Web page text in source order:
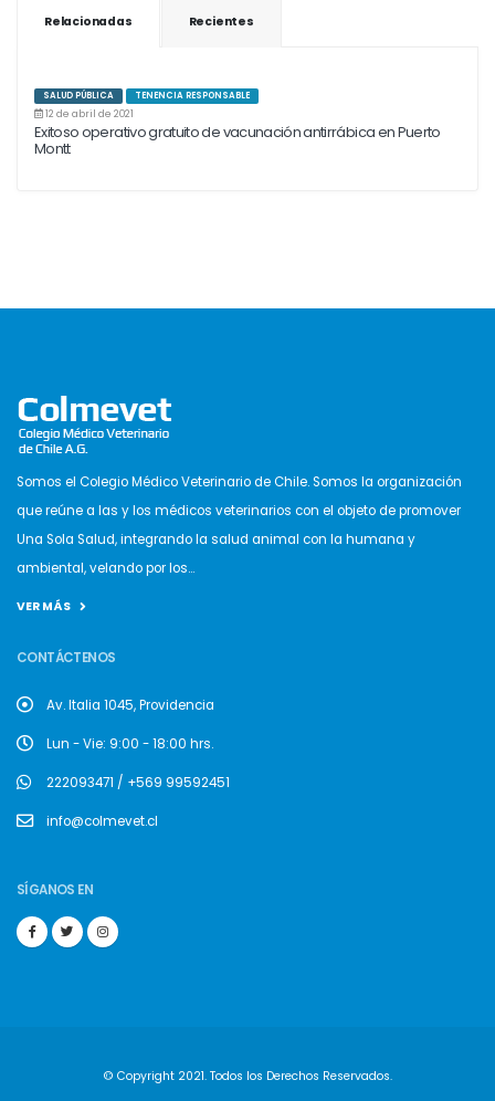
Relacionadas Recientes
SALUD PÚBLICA TENENCIA RESPONSABLE
12 de abril de 2021
Exitoso operativo gratuito de vacunación antirrábica en Puerto
Montt
Somos el Colegio Médico Veterinario de Chile. Somos la organización
que reúne a las y los médicos veterinarios con el objeto de promover
Una Sola Salud, integrando la salud animal con la humana y
ambiental, velando por los...
VER MÁS
CONTÁCTENOS
Av. Italia 1045, Providencia
Lun - Vie: 9:00 - 18:00 hrs.
222093471 / +569 99592451
info@colmevet.cl
SÍGANOS EN
© Copyright 2021. Todos los Derechos Reservados.